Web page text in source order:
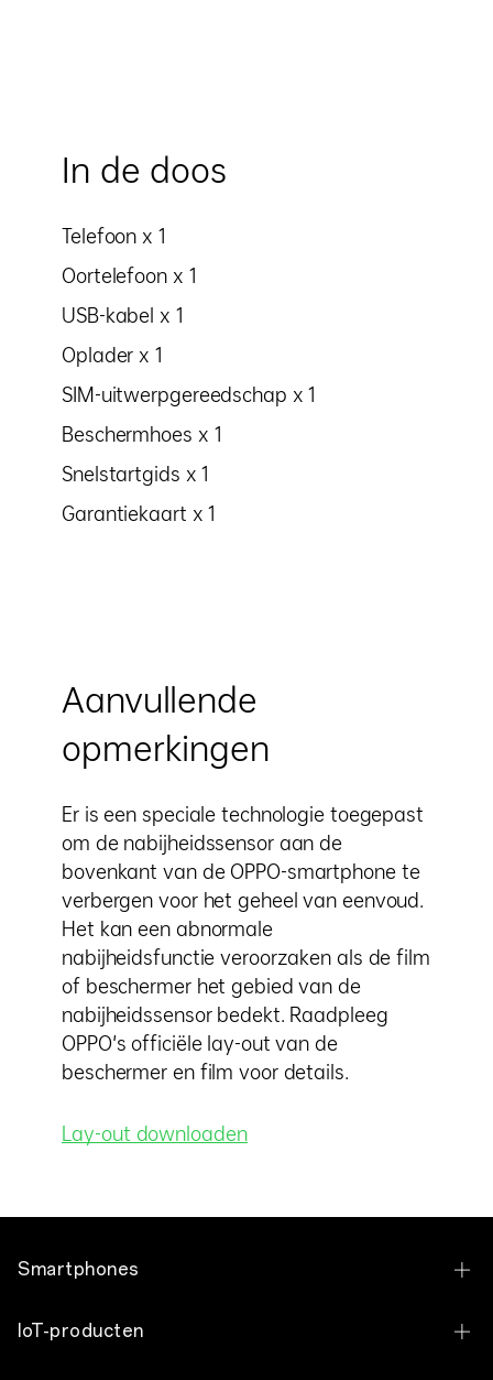
In de doos
Telefoon x 1
Oortelefoon x 1
USB-kabel x 1
Oplader x 1
SIM-uitwerpgereedschap x 1
Beschermhoes x 1
Snelstartgids x 1
Garantiekaart x 1
Aanvullende
opmerkingen
Er is een speciale technologie toegepast
om de nabijheidssensor aan de
bovenkant van de OPPO-smartphone te
verbergen voor het geheel van eenvoud.
Het kan een abnormale
nabijheidsfunctie veroorzaken als de film
of beschermer het gebied van de
nabijheidssensor bedekt. Raadpleeg
OPPO's officiële lay-out van de
beschermer en film voor details.
Lay-out downloaden
Smartphones
OPPO Find X9 Ultra
IoT-producten